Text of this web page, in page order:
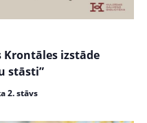
Krontāles izstāde
stāsti”
2. stāvs